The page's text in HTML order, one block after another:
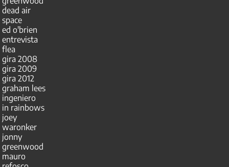
dead air
space
ed o'brien
entrevista
flea
gira 2008
gira 2009
gira 2012
graham lees
ingeniero
in rainbows
joey
waronker
jonny
greenwood
mauro